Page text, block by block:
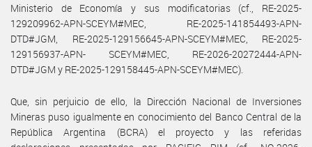
Ministerio de Economía y sus modificatorias (cf., RE-2025-
129209962-APN-SCEYM#MEC, RE-2025-141854493-APN-
DTD#JGM, RE-2025-129156645-APN-SCEYM#MEC, RE-2025-
129156937-APN- SCEYM#MEC, RE-2026-20272444-APN-
DTD#JGM y RE-2025-129158445-APN-SCEYM#MEC).
Que, sin perjuicio de ello, la Dirección Nacional de Inversiones
Mineras puso igualmente en conocimiento del Banco Central de la
República Argentina (BCRA) el proyecto y las referidas